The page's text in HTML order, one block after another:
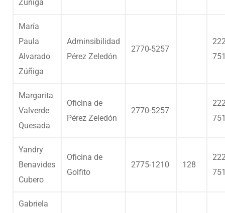
Zúñiga
María
Paula
Alvarado
Zúñiga
Adminsibilidad
Pérez Zeledón
2770-5257
Margarita
Valverde
Quesada
Oficina de
Pérez Zeledón
2770-5257
Yandry
Benavides
Cubero
Oficina de
Golfito
2775-1210 128
Gabriela